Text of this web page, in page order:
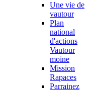
Une vie de
vautour
Plan
national
d'actions
Vautour
moine
Mission
Rapaces
Parrainez